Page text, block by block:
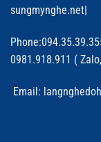
sungmynghe.net|
0981.918.911 (
Email: